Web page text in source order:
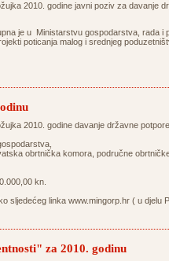
2010. godine javni poziv za davanje
je u Ministarstvu gospodarstva, rada i
poticanja malog i srednjeg
2010. godine davanje državne
obrtnička komora, područne
kn.
sljedećeg linka www.mingorp.hr ( u djelu
za 2010. godinu